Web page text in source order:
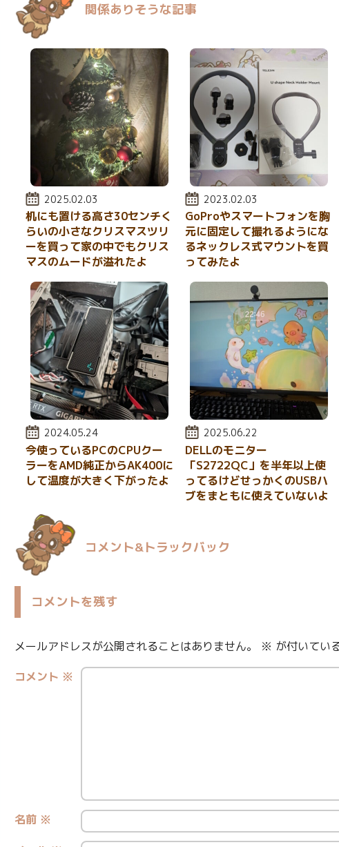
関係ありそうな記事
投稿日:
2025.02.03
机にも置ける高さ30センチく
らいの小さなクリスマスツリ
ーを買って家の中でもクリス
マスのムードが溢れたよ
投稿日:
2023.02.03
GoProやスマートフォンを胸
元に固定して撮れるようにな
るネックレス式マウントを買
ってみたよ
投稿日:
2024.05.24
今使っているPCのCPUクー
ラーをAMD純正からAK400に
して温度が大きく下がったよ
投稿日:
2025.06.22
DELLのモニター
「S2722QC」を半年以上使
ってるけどせっかくのUSBハ
ブをまともに使えていないよ
コメント&トラックバック
コメントを残す
メールアドレスが公開されることはありません。 ※ が付いてい
コメント ※
名前 ※